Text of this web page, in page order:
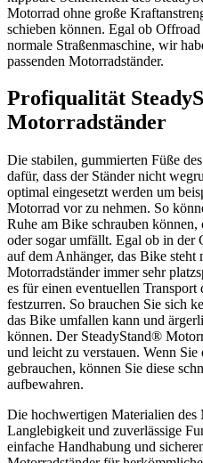
Motorrad ohne große
schieben können. Egal ob
normale Straßenmaschine, wir
passenden Motorradständer.
Profiqualität
Motorradständer
Die stabilen, gummierten Füße
dafür, dass der Ständer nicht
optimal eingesetzt werden um
Motorrad vor zu nehmen. So
Ruhe am Bike schrauben können,
oder sogar umfällt. Egal ob in der
auf dem Anhänger, das Bike steht
Motorradständer immer sehr
es für einen eventuellen
festzurren. So brauchen Sie sich
das Bike umfallen kann und
können. Der SteadyStand®
und leicht zu verstauen. Wenn Sie
gebrauchen, können Sie diese
aufbewahren.
Die hochwertigen Materialien des
Langlebigkeit und zuverlässige
einfache Handhabung und